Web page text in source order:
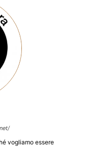
vogliamo essere